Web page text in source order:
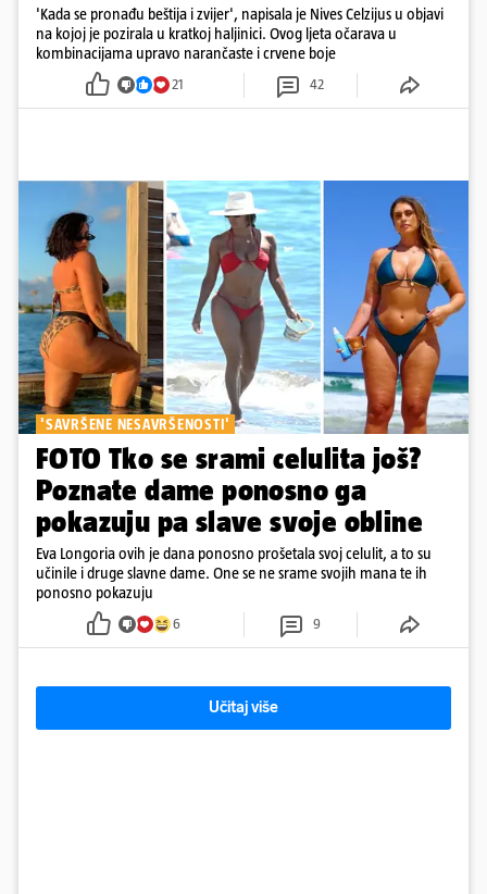
'Kada se pronađu beštija i zvijer', napisala je Nives Celzijus u objavi
na kojoj je pozirala u kratkoj haljinici. Ovog ljeta očarava u
kombinacijama upravo narančaste i crvene boje
21 42
'SAVRŠENE NESAVRŠENOSTI'
FOTO Tko se srami celulita još?
Poznate dame ponosno ga
pokazuju pa slave svoje obline
Eva Longoria ovih je dana ponosno prošetala svoj celulit, a to su
učinile i druge slavne dame. One se ne srame svojih mana te ih
ponosno pokazuju
6 9
Učitaj više